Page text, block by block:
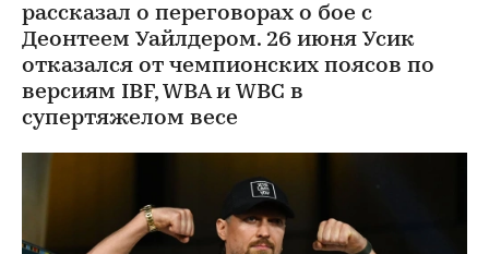
рассказал о переговорах о бое с
Деонтеем Уайлдером. 26 июня Усик
отказался от чемпионских поясов по
версиям IBF, WBA и WBC в
супертяжелом весе